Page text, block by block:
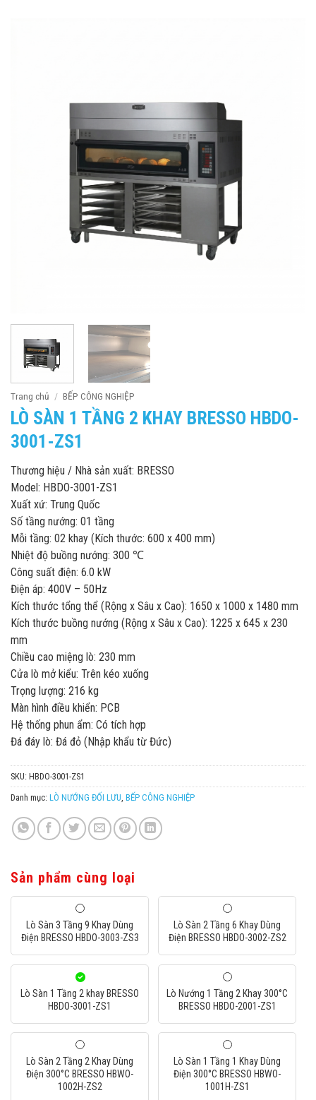
Trang chủ / BẾP CÔNG NGHIỆP
LÒ SÀN 1 TẦNG 2 KHAY BRESSO HBDO-
3001-ZS1
Thương hiệu / Nhà sản xuất: BRESSO
Model: HBDO-3001-ZS1
Xuất xứ: Trung Quốc
Số tầng nướng: 01 tầng
Mỗi tầng: 02 khay (Kích thước: 600 x 400 mm)
Nhiệt độ buồng nướng: 300 ℃
Công suất điện: 6.0 kW
Điện áp: 400V – 50Hz
Kích thước tổng thể (Rộng x Sâu x Cao): 1650 x 1000 x 1480 mm
Kích thước buồng nướng (Rộng x Sâu x Cao): 1225 x 645 x 230
mm
Chiều cao miệng lò: 230 mm
Cửa lò mở kiểu: Trên kéo xuống
Trọng lượng: 216 kg
Màn hình điều khiển: PCB
Hệ thống phun ẩm: Có tích hợp
Đá đáy lò: Đá đỏ (Nhập khẩu từ Đức)
SKU: HBDO-3001-ZS1
Danh mục: LÒ NƯỚNG ĐỐI LƯU, BẾP CÔNG NGHIỆP
Sản phẩm cùng loại
Lò Sàn 3 Tầng 9 Khay Dùng
Điện BRESSO HBDO-3003-ZS3
Lò Sàn 2 Tầng 6 Khay Dùng
Điện BRESSO HBDO-3002-ZS2
Lò Sàn 1 Tầng 2 khay BRESSO
HBDO-3001-ZS1
Lò Nướng 1 Tầng 2 Khay 300°C
BRESSO HBDO-2001-ZS1
Lò Sàn 2 Tầng 2 Khay Dùng
Điện 300°C BRESSO HBWO-
1002H-ZS2
Lò Sàn 1 Tầng 1 Khay Dùng
Điện 300°C BRESSO HBWO-
1001H-ZS1